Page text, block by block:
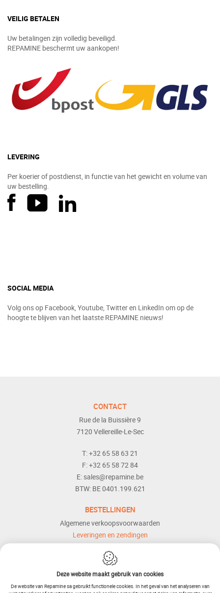
VEILIG BETALEN
Uw betalingen zijn volledig beveiligd.
REPAMINE beschermt uw aankopen!
LEVERING
Per koerier of postdienst, in functie van het gewicht en volume van
uw bestelling.
SOCIAL MEDIA
Volg ons op Facebook, Youtube, Twitter en LinkedIn om op de
hoogte te blijven van het laatste REPAMINE nieuws!
CONTACT
Rue de la Buissière 9
7120 Vellereille-Le-Sec
T:+32 65 58 63 21
F:+32 65 58 72 84
E:sales@repamine.be
BTW: BE 0401.199.621
BESTELLINGEN
Algemene verkoopsvoorwaarden
Leveringen en zendingen
Betaalmogelijkheden
Dienst naverkoop
Hulp en bijstand
Deze website maakt gebruik van cookies
De website van Repamine sa gebruikt functionele cookies. In het geval van het analyseren van